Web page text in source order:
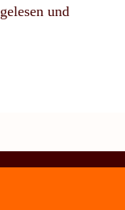
gelesen und